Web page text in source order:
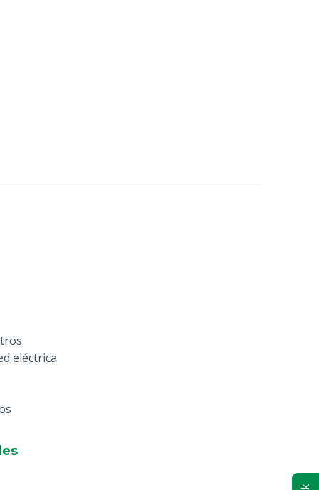
eléctrica